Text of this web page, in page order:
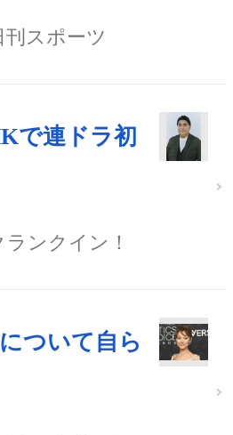
刊スポーツ
で連ドラ初
ランクイン！
ついて自ら